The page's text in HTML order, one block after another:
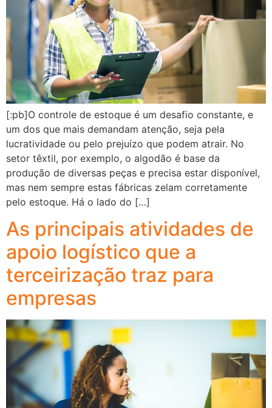
[:pb]O controle de estoque é um desafio constante, e
um dos que mais demandam atenção, seja pela
lucratividade ou pelo prejuízo que podem atrair. No
setor têxtil, por exemplo, o algodão é base da
produção de diversas peças e precisa estar disponível,
mas nem sempre estas fábricas zelam corretamente
pelo estoque. Há o lado do […]
As principais atividades de
apoio logístico que a
terceirização traz para
empresas